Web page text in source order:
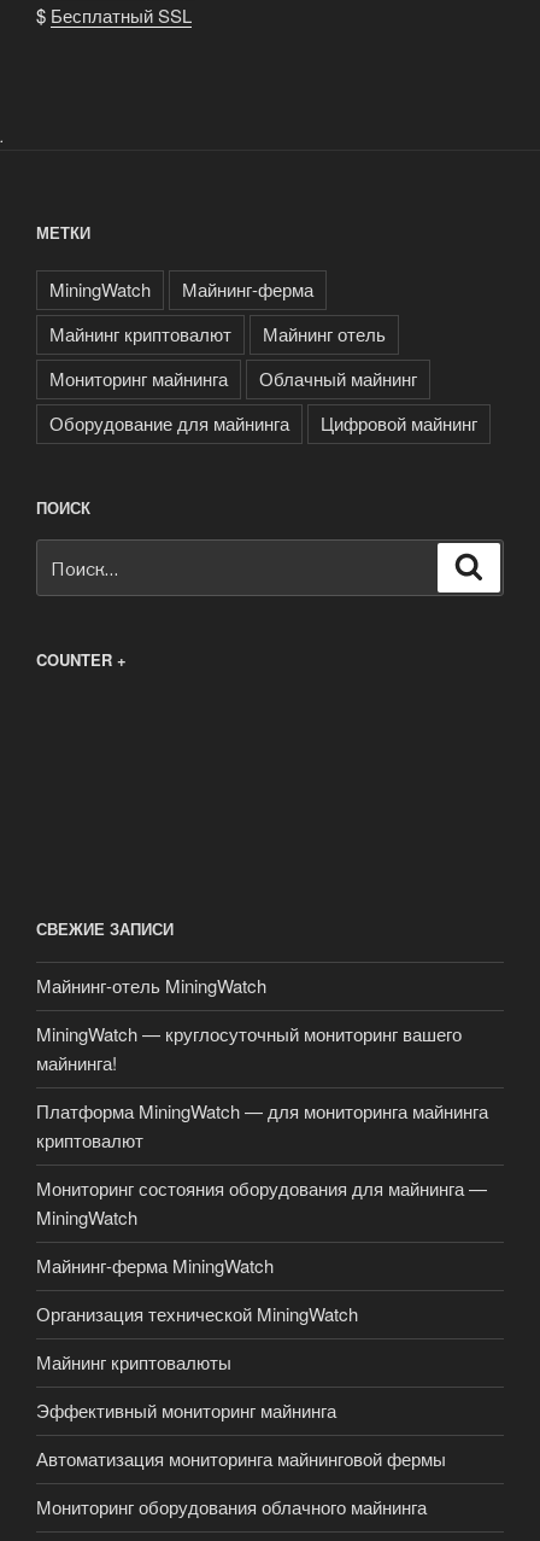
$ Бесплатный SSL
.
МЕТКИ
MiningWatch
Майнинг-ферма
Майнинг криптовалют
Майнинг отель
Мониторинг майнинга
Облачный майнинг
Оборудование для майнинга
Цифровой майнинг
ПОИСК
COUNTER +
СВЕЖИЕ ЗАПИСИ
Майнинг-отель MiningWatch
MiningWatch — круглосуточный мониторинг вашего
майнинга!
Платформа MiningWatch — для мониторинга майнинга
криптовалют
Мониторинг состояния оборудования для майнинга —
MiningWatch
Майнинг-ферма MiningWatch
Организация технической MiningWatch
Майнинг криптовалюты
Эффективный мониторинг майнинга
Автоматизация мониторинга майнинговой фермы
Мониторинг оборудования облачного майнинга